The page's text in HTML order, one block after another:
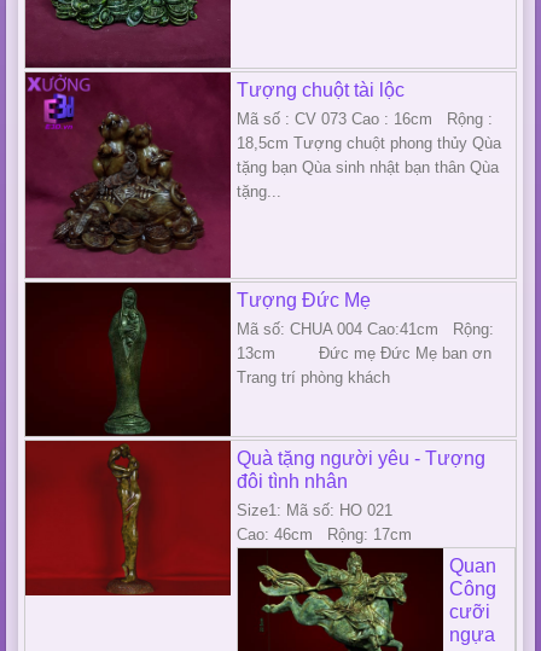
Tượng chuột tài lộc
Mã số : CV 073 Cao : 16cm Rộng :
18,5cm Tượng chuột phong thủy Qùa
tặng bạn Qùa sinh nhật bạn thân Qùa
tặng...
Tượng Đức Mẹ
Mã số: CHUA 004 Cao:41cm Rộng:
13cm Đức mẹ Đức Mẹ ban ơn
Trang trí phòng khách
Quà tặng người yêu - Tượng
đôi tình nhân
Size1: Mã số: HO 021
Cao: 46cm Rộng: 17cm
Quan
Công
cưỡi
ngựa